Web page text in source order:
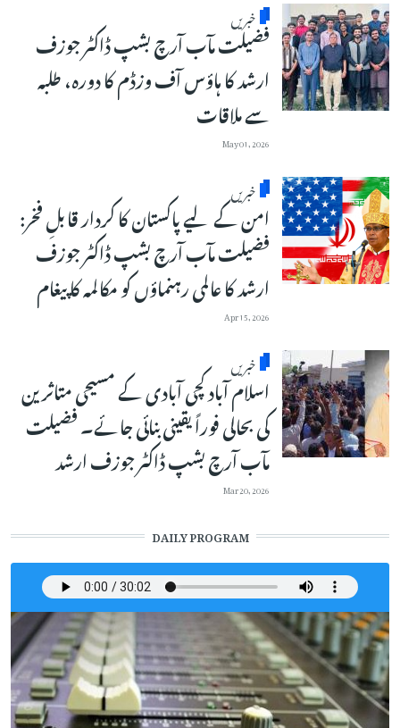
خبریں
فضیلت مآب آرچ بشپ ڈاکٹر جوزف
ارشد کا ہاؤس آف وزڈم کا دورہ، طلبہ
سے ملاقات
May 01, 2026
خبریں
امن کے لیے پاکستان کا کردار قابلِ فخر:
فضیلت مآب آرچ بشپ ڈاکٹر جوزف
ارشد کا عالمی رہنماؤں کو مکالمہ کا پیغام
Apr 15, 2026
خبریں
اسلام آباد کچی آبادی کے مسیحی متاثرین
کی بحالی فوراً یقینی بنائی جائے۔ فضیلت
مآب آرچ بشپ ڈاکٹر جوزف ارشد
Mar 20, 2026
DAILY PROGRAM